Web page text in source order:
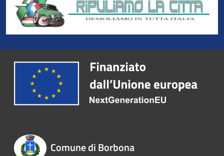
Comune di Borbona